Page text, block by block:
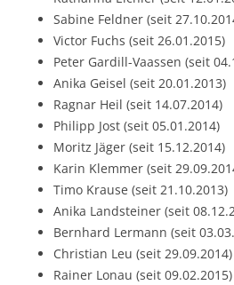
Sabine Feldner (seit
Victor Fuchs (seit 26.01.2015)
Peter Gardill-Vaassen (seit
Anika Geisel (seit 20.01.2013)
Ragnar Heil (seit 14.07.2014)
Philipp Jost (seit 05.01.2014)
Moritz Jäger (seit 15.12.2014)
Karin Klemmer (seit
Timo Krause (seit 21.10.2013)
Anika Landsteiner (seit
Bernhard Lermann (seit
Christian Leu (seit 29.09.2014)
Rainer Lonau (seit 09.02.2015)